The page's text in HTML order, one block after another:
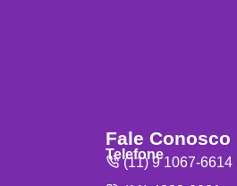
Fale Conosco
Telefone
(11) 9 1067-6614